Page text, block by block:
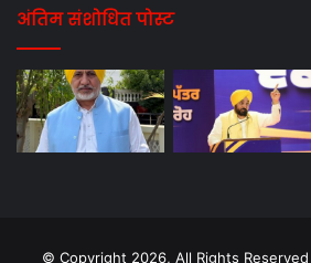
अंतिम संशोधित पोस्ट
© Copyright 2026, All Rights